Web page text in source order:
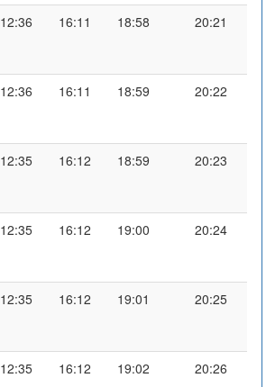
12:36 16:11 18:58 20:21
12:36 16:11 18:59 20:22
12:35 16:12 18:59 20:23
12:35 16:12 19:00 20:24
12:35 16:12 19:01 20:25
12:35 16:12 19:02 20:26